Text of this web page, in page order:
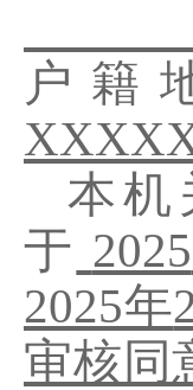
户籍
本机
于 2025
2025年
审核同